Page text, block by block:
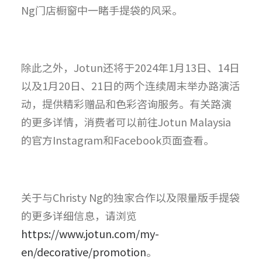
Ng门店橱窗中一睹手提袋的风采。
除此之外，Jotun还将于2024年1月13日、14日
以及1月20日、21日的两个连续周末举办路演活
动，提供精彩赠品和色彩咨询服务。有关路演
的更多详情，消费者可以前往Jotun Malaysia
的官方Instagram和Facebook页面查看。
关于与Christy Ng的独家合作以及限量版手提袋
的更多详细信息，请浏览
https://www.jotun.com/my-
en/decorative/promotion。